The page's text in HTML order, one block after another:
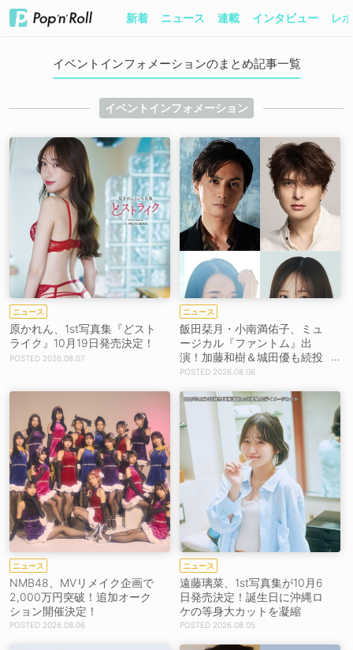
新着 ニュース 連載 インタビュー レ
イベントインフォメーションのまとめ記事一覧
イベントインフォメーション
ニュース
原かれん、1st写真集『どスト
ライク』10月19日発売決定！
2026.08.07
ニュース
飯田栞月・小南満佑子、ミュ
ージカル『ファントム』出
演！加藤和樹＆城田優も続投
【コメントあり】
2026.08.06
ニュース
NMB48、MVリメイク企画で
2,000万円突破！追加オーク
ション開催決定！
2026.08.06
ニュース
遠藤璃菜、1st写真集が10月6
日発売決定！誕生日に沖縄ロ
ケの等身大カットを凝縮
2026.08.05